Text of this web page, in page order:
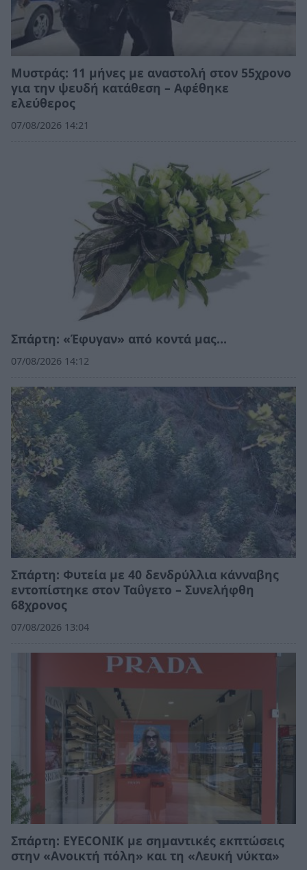
Μυστράς: 11 μήνες με αναστολή στον 55χρονο
για την ψευδή κατάθεση – Αφέθηκε
ελεύθερος
07/08/2026 14:21
Σπάρτη: «Έφυγαν» από κοντά μας…
07/08/2026 14:12
Σπάρτη: Φυτεία με 40 δενδρύλλια κάνναβης
εντοπίστηκε στον Ταΰγετο – Συνελήφθη
68χρονος
07/08/2026 13:04
Σπάρτη: EYECONIK με σημαντικές εκπτώσεις
στην «Ανοικτή πόλη» και τη «Λευκή νύκτα»